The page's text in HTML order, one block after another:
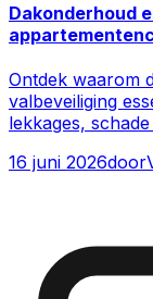
Dakonderhoud
Ontdek waarom
valbeveiliging
lekkages,
16 juni 2026door